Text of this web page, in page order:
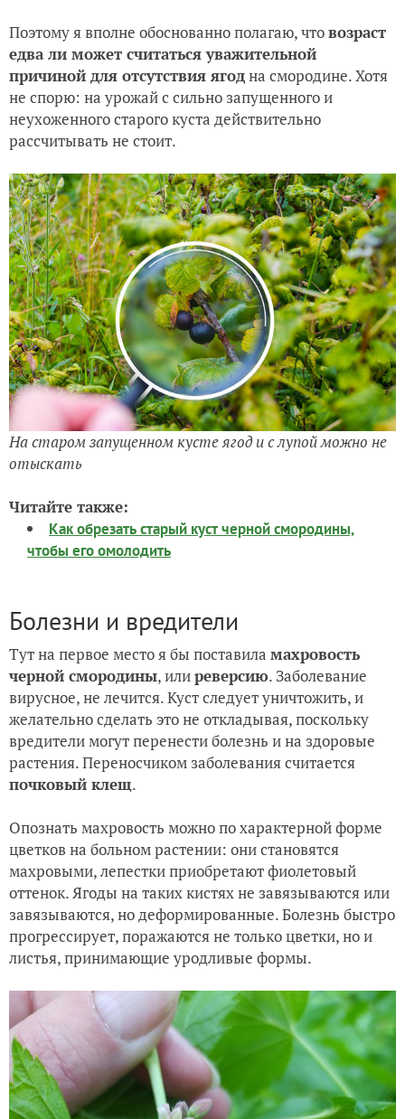
Поэтому я вполне обоснованно полагаю, чтовозраст
едва ли может считаться уважительной
причиной для отсутствия ягодна смородине. Хотя
не спорю: на урожай с сильно запущенного и
неухоженного старого куста действительно
рассчитывать не стоит.
На старом запущенном кусте ягод и с лупой можно не
отыскать
Читайте также:
Как обрезать старый куст черной смородины,
чтобы его омолодить
Болезни и вредители
Тут на первое место я бы поставила махровость
черной смородины, илиреверсию. Заболевание
вирусное, не лечится. Куст следует уничтожить, и
желательно сделать это не откладывая, поскольку
вредители могут перенести болезнь и на здоровые
растения. Переносчиком заболевания считается
почковый клещ.
Опознать махровость можно по характерной форме
цветков на больном растении: они становятся
махровыми, лепестки приобретают фиолетовый
оттенок. Ягоды на таких кистях не завязываются или
завязываются, но деформированные. Болезнь быстро
прогрессирует, поражаются не только цветки, но и
листья, принимающие уродливые формы.